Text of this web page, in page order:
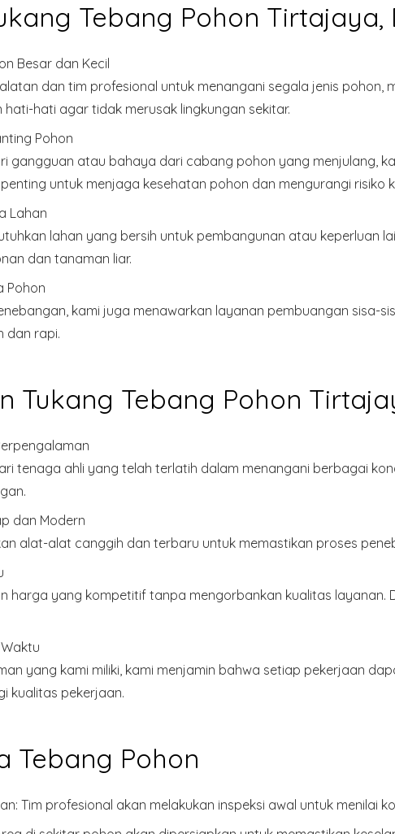
Tebang Pohon Tirtajaya,
Besar dan Kecil
dan tim profesional untuk menangani segala jenis pohon,
hati-hati agar tidak merusak lingkungan sekitar.
Pohon
gangguan atau bahaya dari cabang pohon yang menjulang,
untuk menjaga kesehatan pohon dan mengurangi risiko
Lahan
lahan yang bersih untuk pembangunan atau keperluan
dan tanaman liar.
Pohon
kami juga menawarkan layanan pembuangan sisa-
dan rapi.
Tukang Tebang Pohon
tenaga ahli yang telah terlatih dalam menangani berbagai
dan Modern
alat-alat canggih dan terbaru untuk memastikan proses
harga yang kompetitif tanpa mengorbankan kualitas layanan.
yang kami miliki, kami menjamin bahwa setiap pekerjaan
kualitas pekerjaan.
Tebang Pohon
: Tim profesional akan melakukan inspeksi awal untuk menilai